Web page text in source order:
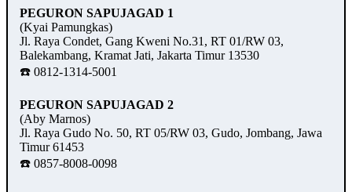
PEGURON SAPUJAGAD 1
(Kyai Pamungkas)
Jl. Raya Condet, Gang Kweni No.31, RT 01/RW 03,
Balekambang, Kramat Jati, Jakarta Timur 13530
☎️ 0812-1314-5001
PEGURON SAPUJAGAD 2
(Aby Marnos)
Jl. Raya Gudo No. 50, RT 05/RW 03, Gudo, Jombang, Jawa
Timur 61453
☎️ 0857-8008-0098